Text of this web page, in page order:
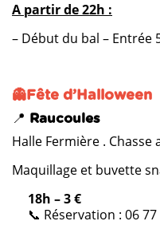
A partir de 22h :
– Début du bal – Entrée
👻Fête d’Halloween
📍 Raucoules
Halle Fermière .
Maquillage et buvette
18h – 3 €
📞 Réservation : 06